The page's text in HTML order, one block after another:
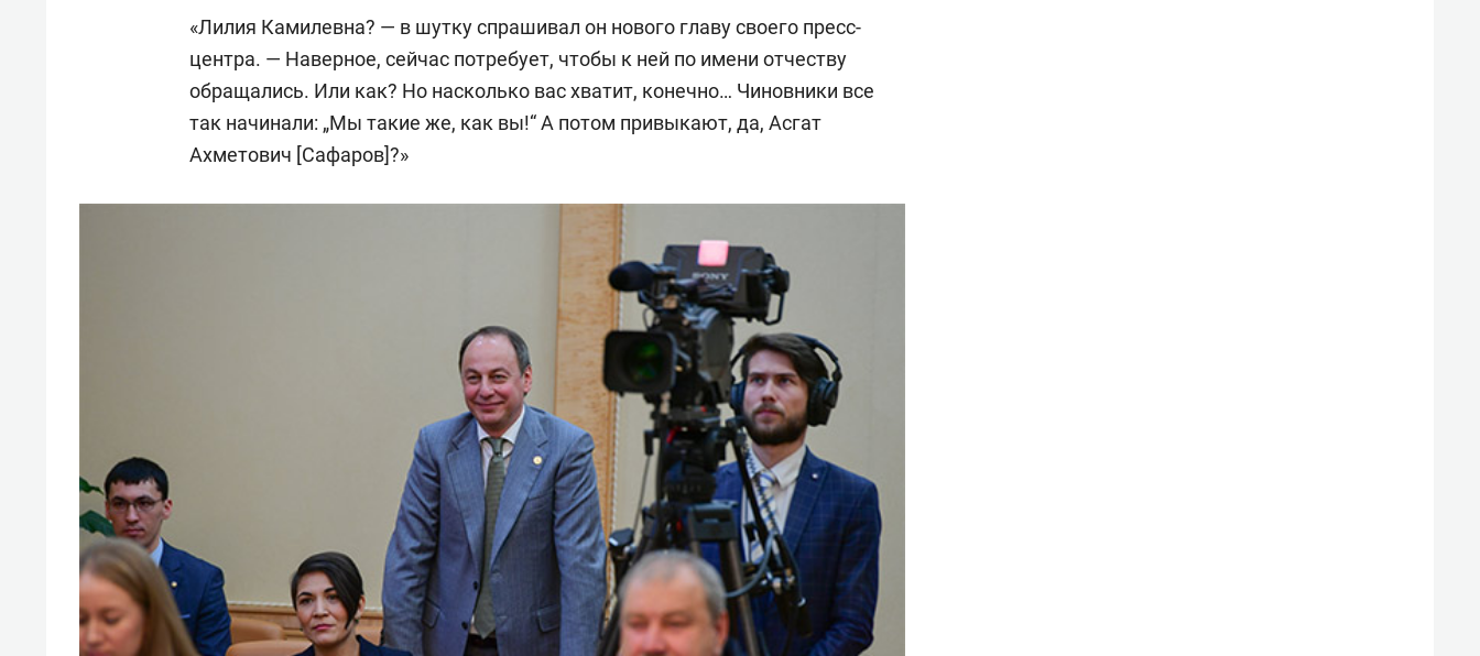
«Лилия Камилевна? — в шутку спрашивал он нового главу своего пресс-
центра. — Наверное, сейчас потребует, чтобы к ней по имени отчеству
обращались. Или как? Но насколько вас хватит, конечно… Чиновники все
так начинали: „Мы такие же, как вы!“ А потом привыкают, да, Асгат
Ахметович [Сафаров]?»